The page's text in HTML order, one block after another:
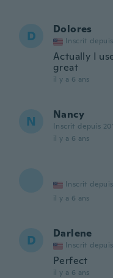
D Dolores
Inscrit
Actually I
great
il y a 6 ans
N Nancy
Inscrit depuis
il y a 6 ans
Inscrit
il y a 6 ans
D Darlene
Inscrit
Perfect
il y a 6 ans